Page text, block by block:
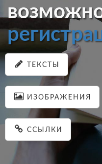
ТЕКСТЫ
ИЗОБРАЖЕНИЯ
ССЫЛКИ